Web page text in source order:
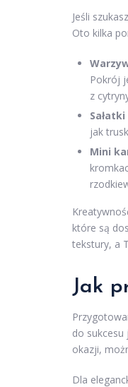
Jeśli
Oto kilka
Pokrój
z
jak
Mini
które są
tekstury, a
Jak
do
okazji,
Dla